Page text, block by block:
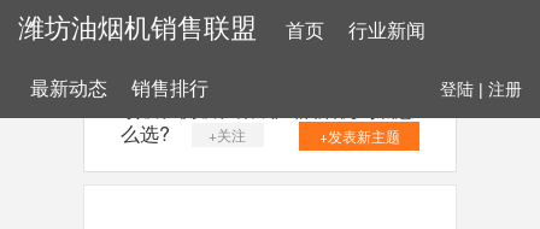
潍坊油烟机销售联盟 首页 行业新闻
最新动态 销售排行 登陆 | 注册
么选?
+关注 +发表新主题